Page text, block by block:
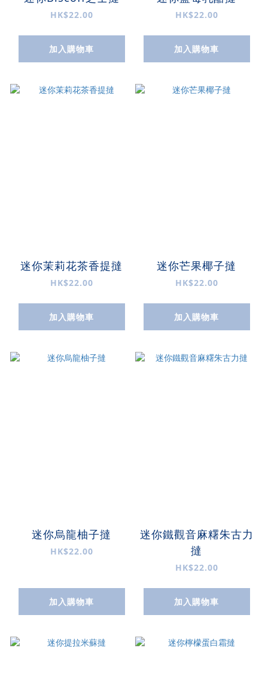
HK$22.00
加入購物車
HK$22.00
加入購物車
迷你茉莉花茶香提撻
HK$22.00
加入購物車
迷你芒果椰子撻
HK$22.00
加入購物車
迷你烏龍柚子撻
HK$22.00
加入購物車
迷你鐵觀音麻糬朱古力
撻
HK$22.00
加入購物車